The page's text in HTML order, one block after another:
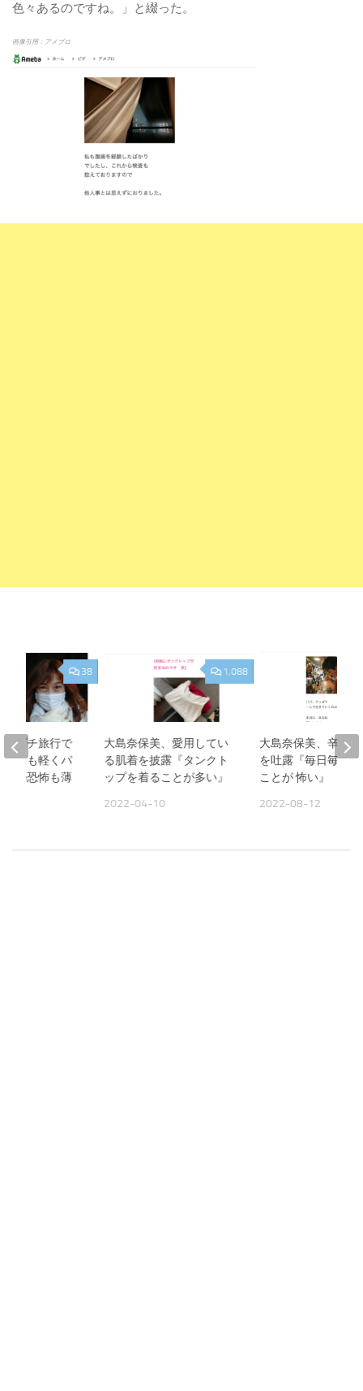
色々あるのですね。」と綴った。
画像引用：アメブロ
1,088
大島奈保美、愛用してい
る肌着を披露『タンクト
ップを着ることが多い』
2022-04-10
大島奈保美、辛い
を吐露『毎日毎日
ことが 怖い』
2022-08-12
38
、プチ旅行で
頭痛も軽くパ
への恐怖も薄